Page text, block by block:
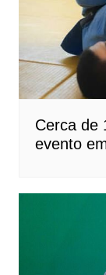
Cerca de
evento